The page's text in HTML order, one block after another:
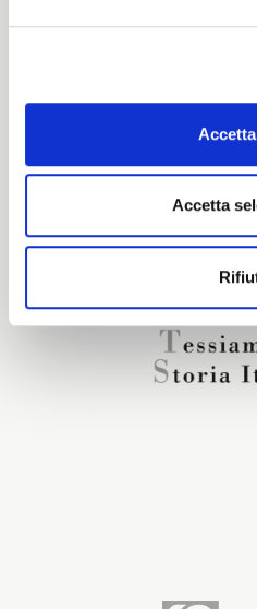
Accetta
Are you
CONTACT OUR